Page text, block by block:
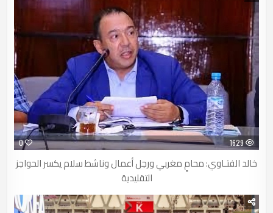
0 1629
خالد الفتـاوي: محامٍ مغربي ورجل أعمال وناشط سلام يكسر الحواجز
التقليدية